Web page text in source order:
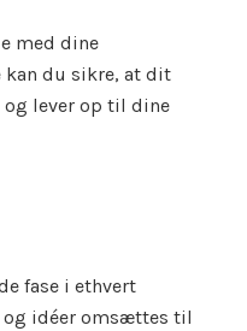
med dine
kan du sikre, at dit
lever op til dine
fase i ethvert
og idéer omsættes til